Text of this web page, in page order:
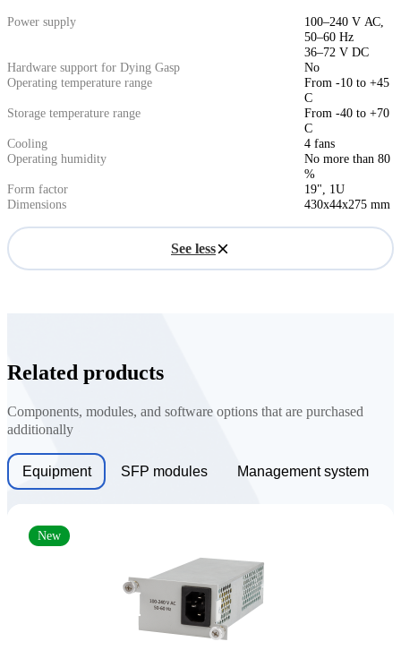
Power supply
100–240 V АС,
50–60 Hz
36–72 V DC
Hardware support for Dying Gasp
No
Operating temperature range
From -10 to +45
C
Storage temperature range
From -40 to +70
C
Cooling
4 fans
Operating humidity
No more than 80
%
Form factor
19", 1U
Dimensions
430x44x275 mm
See less
Related products
Components, modules, and software options that are purchased
additionally
Equipment SFP modules Management system
New